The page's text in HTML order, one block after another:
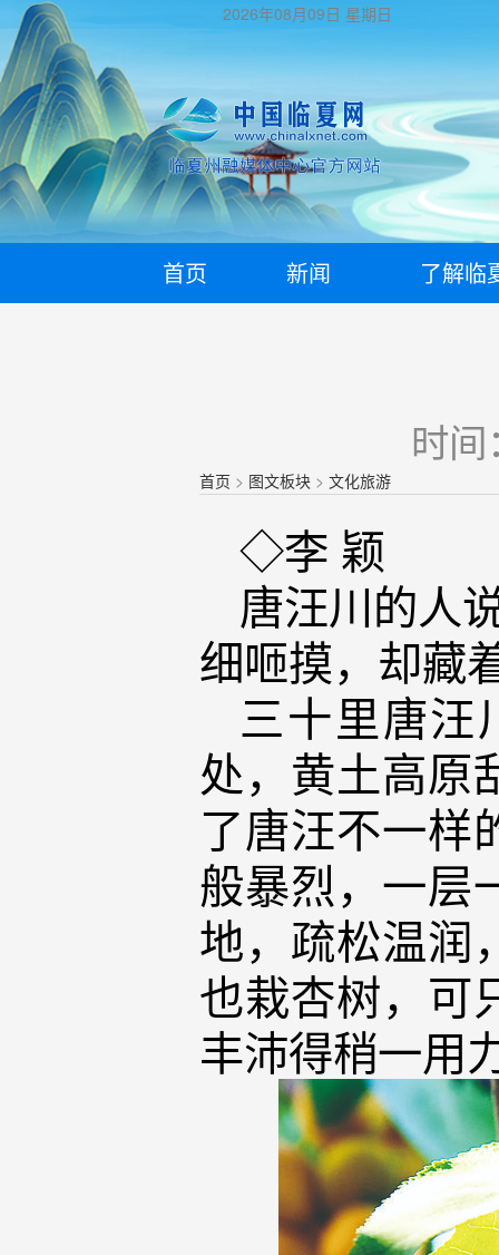
2026年08月09日 星期日
首页 新闻 了解临
时
首页 > 图文板块 >文化旅游
◇李 颖
唐汪川的人
细咂摸，却藏
三十里唐汪
处，黄土高原
了唐汪不一样
般暴烈，一层
地，疏松温润
也栽杏树，可
丰沛得稍一用